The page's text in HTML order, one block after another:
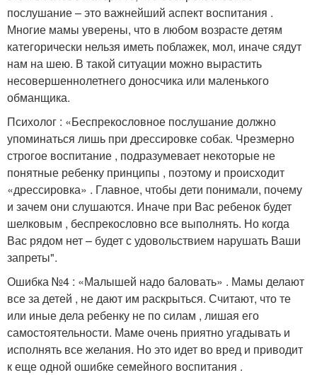
послушание – это важнейший аспект воспитания .
Многие мамы уверены, что в любом возрасте детям
категорически нельзя иметь поблажек, мол, иначе сядут
нам на шею. В такой ситуации можно вырастить
несовершеннолетнего доносчика или маленького
обманщика.
Психолог : «Беспрекословное послушание должно
упоминаться лишь при дрессировке собак. Чрезмерно
строгое воспитание , подразумевает некоторые не
понятные ребенку принципы , поэтому и происходит
«дрессировка» . Главное, чтобы дети понимали, почему
и зачем они слушаются. Иначе при Вас ребенок будет
шелковым , беспрекословно все выполнять. Но когда
Вас рядом нет – будет с удовольствием нарушать Ваши
запреты".
Ошибка №4 : «Малышей надо баловать» . Мамы делают
все за детей , не дают им раскрыться. Считают, что те
или иные дела ребенку не по силам , лишая его
самостоятельности. Маме очень приятно угадывать и
исполнять все желания. Но это идет во вред и приводит
к еще одной ошибке семейного воспитания .